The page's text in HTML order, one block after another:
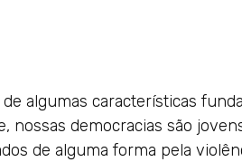
algumas características
nossas democracias são
de alguma forma pela